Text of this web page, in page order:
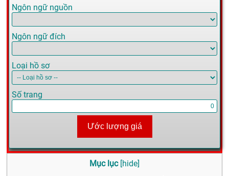
Ngôn ngữ nguồn
Ngôn ngữ đích
Loại hồ sơ
Số trang
Ước lượng giá
Mục lục [hide]